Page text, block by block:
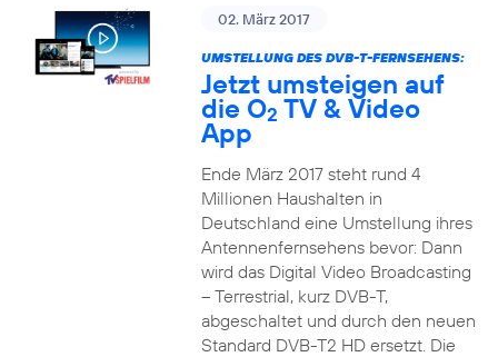
02. März 2017
UMSTELLUNG DES DVB-T-FERNSEHENS:
Jetzt umsteigen auf
die O2 TV & Video
App
Ende März 2017 steht rund 4
Millionen Haushalten in
Deutschland eine Umstellung ihres
Antennenfernsehens bevor: Dann
wird das Digital Video Broadcasting
– Terrestrial, kurz DVB-T,
abgeschaltet und durch den neuen
Standard DVB-T2 HD ersetzt. Die